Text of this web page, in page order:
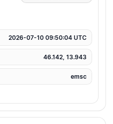
2026-07-10 09:50:04 UTC
46.142, 13.943
emsc